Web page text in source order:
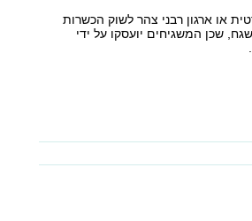
או ארגון רבני צהר לשוק הכשרות
שכן המשגיחים יועסקו על ידי